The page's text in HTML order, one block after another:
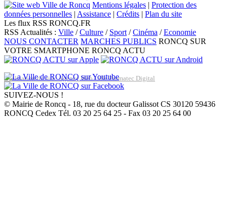
Mentions légales | Protection des
données personnelles | Assistance | Crédits | Plan du site
Les flux RSS RONCQ.FR
RSS Actualités : Ville /Culture / Sport /Cinéma /Economie
NOUS CONTACTER MARCHES PUBLICS RONCQ SUR
VOTRE SMARTPHONE RONCQ ACTU
Réalisation du site: Agence Web Lille Promatec Digital
SUIVEZ-NOUS !
© Mairie de Roncq - 18, rue du docteur Galissot CS 30120 59436
RONCQ Cedex Tél. 03 20 25 64 25 - Fax 03 20 25 64 00